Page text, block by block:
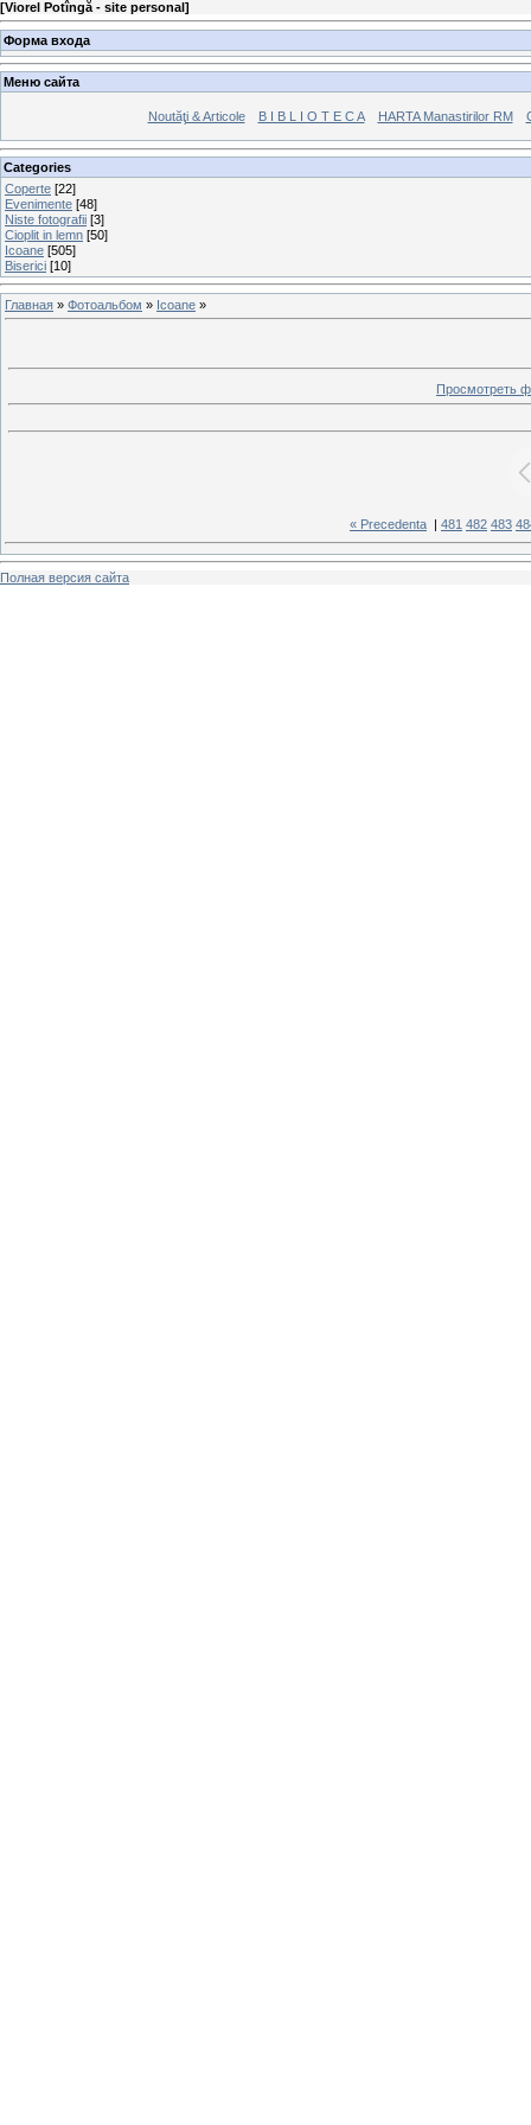
[Viorel Potîngă - site personal]
Форма входа
Меню сайта
Noutăţi & Articole B I B L I O T E C A HARTA Manastirilor RM
Categories
Coperte [22]
Evenimente [48]
Niste fotografii [3]
Cioplit in lemn [50]
Icoane [505]
Biserici [10]
Главная » Фотоальбом » Icoane »
Просмотреть
« Precedenta 481 482 483
Полная версия сайта